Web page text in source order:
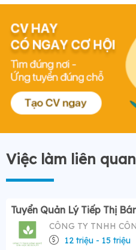
Việc làm liên quan
12 triệu - 15 triệu